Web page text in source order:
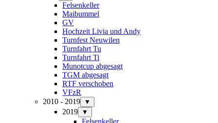
Felsenkeller
Maibummel
GV
Hochzeit Livia und Andy
Turnfest Neuwilen
Turnfahrt Tu
Turnfahrt Ti
Munotcup abgesagt
TGM abgesagt
RTF verschoben
VFzR
2010 - 2019
▼
2019 ▼
Felsenkeller